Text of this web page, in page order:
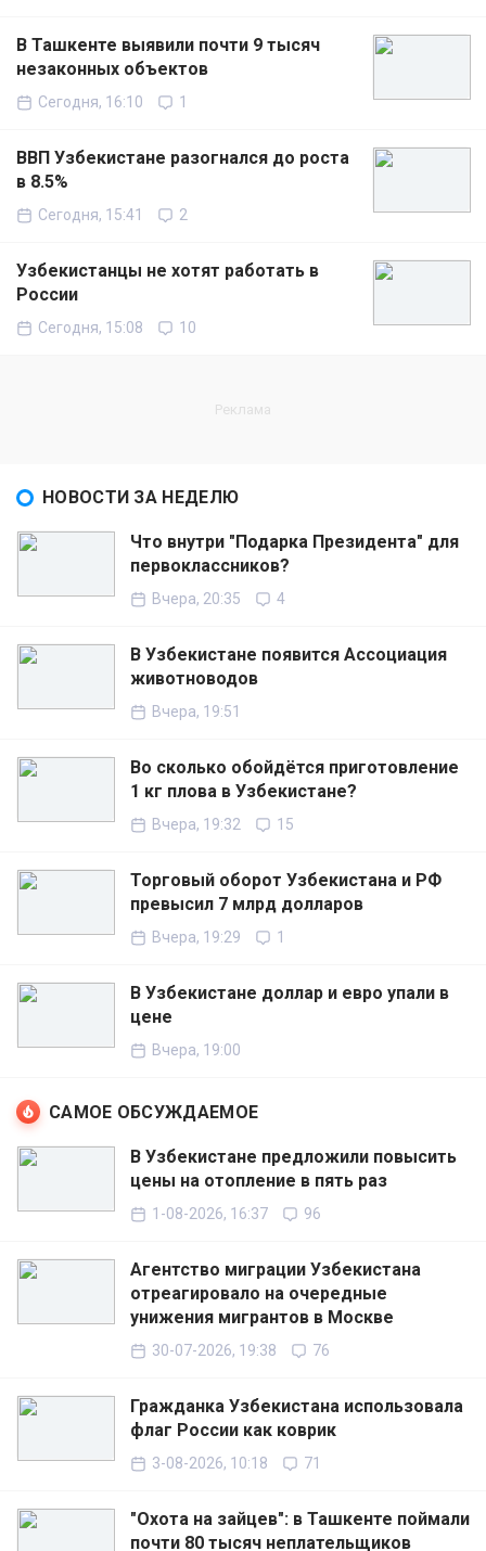
В Ташкенте выявили почти 9 тысяч
незаконных объектов
Сегодня, 16:10 1
ВВП Узбекистане разогнался до роста
в 8.5%
Сегодня, 15:41 2
Узбекистанцы не хотят работать в
России
Сегодня, 15:08 10
НОВОСТИ ЗА НЕДЕЛЮ
Что внутри "Подарка Президента" для
первоклассников?
Вчера, 20:35 4
В Узбекистане появится Ассоциация
животноводов
Вчера, 19:51
Во сколько обойдётся приготовление
1 кг плова в Узбекистане?
Вчера, 19:32 15
Торговый оборот Узбекистана и РФ
превысил 7 млрд долларов
Вчера, 19:29 1
В Узбекистане доллар и евро упали в
цене
Вчера, 19:00
САМОЕ ОБСУЖДАЕМОЕ
В Узбекистане предложили повысить
цены на отопление в пять раз
1-08-2026, 16:37 96
Агентство миграции Узбекистана
отреагировало на очередные
унижения мигрантов в Москве
30-07-2026, 19:38 76
Гражданка Узбекистана использовала
флаг России как коврик
3-08-2026, 10:18 71
"Охота на зайцев": в Ташкенте поймали
почти 80 тысяч неплательщиков